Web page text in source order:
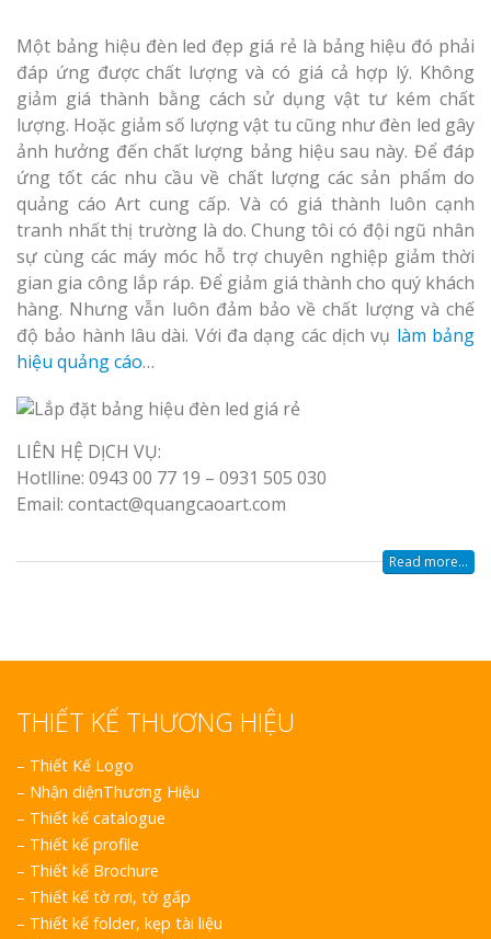
Một bảng hiệu đèn led đẹp giá rẻ là bảng hiệu đó phải
đáp ứng được chất lượng và có giá cả hợp lý. Không
giảm giá thành bằng cách sử dụng vật tư kém chất
lượng. Hoặc giảm số lượng vật tu cũng như đèn led gây
ảnh hưởng đến chất lượng bảng hiệu sau này. Để đáp
ứng tốt các nhu cầu về chất lượng các sản phẩm do
quảng cáo Art cung cấp. Và có giá thành luôn cạnh
tranh nhất thị trường là do. Chung tôi có đội ngũ nhân
sự cùng các máy móc hỗ trợ chuyên nghiệp giảm thời
gian gia công lắp ráp. Để giảm giá thành cho quý khách
hàng. Nhưng vẫn luôn đảm bảo về chất lượng và chế
độ bảo hành lâu dài. Với đa dạng các dịch vụ làm bảng
hiệu quảng cáo…
LIÊN HỆ DỊCH VỤ:
Hotlline: 0943 00 77 19 – 0931 505 030
Email: contact@quangcaoart.com
Read more...
THIẾT KẾ THƯƠNG HIỆU
– Thiết Kế Logo
– Nhận diệnThương Hiệu
– Thiết kế catalogue
– Thiết kế profile
– Thiết kế Brochure
– Thiết kế tờ rơi, tờ gấp
– Thiết kế folder, kẹp tài liệu